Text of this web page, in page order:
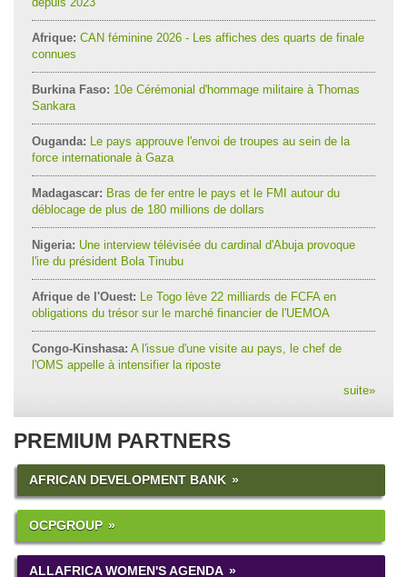
Afrique: CAN féminine 2026 - Les affiches des quarts de finale
connues
Burkina Faso: 10e Cérémonial d'hommage militaire à Thomas
Sankara
Ouganda: Le pays approuve l'envoi de troupes au sein de la
force internationale à Gaza
Madagascar: Bras de fer entre le pays et le FMI autour du
déblocage de plus de 180 millions de dollars
Nigeria: Une interview télévisée du cardinal d'Abuja provoque
l'ire du président Bola Tinubu
Afrique de l'Ouest: Le Togo lève 22 milliards de FCFA en
obligations du trésor sur le marché financier de l'UEMOA
Congo-Kinshasa: A l'issue d'une visite au pays, le chef de
l'OMS appelle à intensifier la riposte
suite»
PREMIUM PARTNERS
AFRICAN DEVELOPMENT BANK
OCPGROUP
ALLAFRICA WOMEN'S AGENDA